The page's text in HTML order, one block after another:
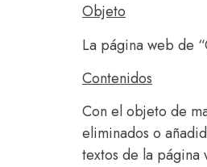
Objeto
La página web de
Contenidos
Con el objeto de
eliminados o
textos de la página